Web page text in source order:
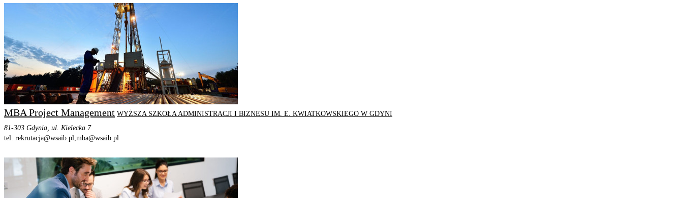
MBA Project Management WYŻSZA SZKOŁA ADMINISTRACJI I BIZNESU IM. E. KWIATKOWSKIEGO W GDYNI
81-303 Gdynia, ul. Kielecka 7
tel. rekrutacja@wsaib.pl, mba@wsaib.pl